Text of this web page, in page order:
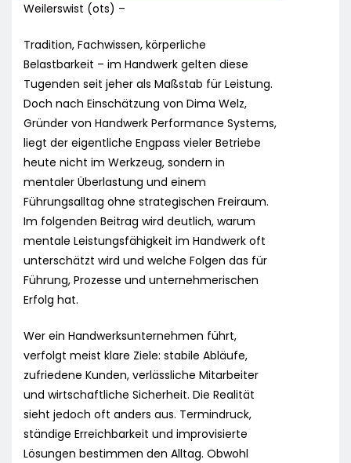
Weilerswist (ots) –
Tradition, Fachwissen, körperliche
Belastbarkeit – im Handwerk gelten diese
Tugenden seit jeher als Maßstab für Leistung.
Doch nach Einschätzung von Dima Welz,
Gründer von Handwerk Performance Systems,
liegt der eigentliche Engpass vieler Betriebe
heute nicht im Werkzeug, sondern in
mentaler Überlastung und einem
Führungsalltag ohne strategischen Freiraum.
Im folgenden Beitrag wird deutlich, warum
mentale Leistungsfähigkeit im Handwerk oft
unterschätzt wird und welche Folgen das für
Führung, Prozesse und unternehmerischen
Erfolg hat.
Wer ein Handwerksunternehmen führt,
verfolgt meist klare Ziele: stabile Abläufe,
zufriedene Kunden, verlässliche Mitarbeiter
und wirtschaftliche Sicherheit. Die Realität
sieht jedoch oft anders aus. Termindruck,
ständige Erreichbarkeit und improvisierte
Lösungen bestimmen den Alltag. Obwohl